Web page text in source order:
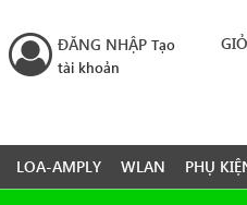
ĐĂNG NHẬP Tạo
tài khoản
LOA-AMPLY WLAN PHỤ